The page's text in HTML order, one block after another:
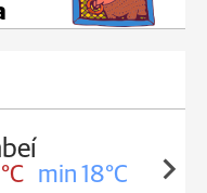
min 18°C